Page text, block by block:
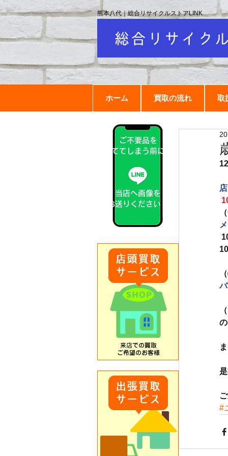
ホーム 買取の流れ 取
熊本八代｜総合リサイクルストアLINK
#
ご不要品を
捨ててしまう前に！
当店へ画像を
お送りください！